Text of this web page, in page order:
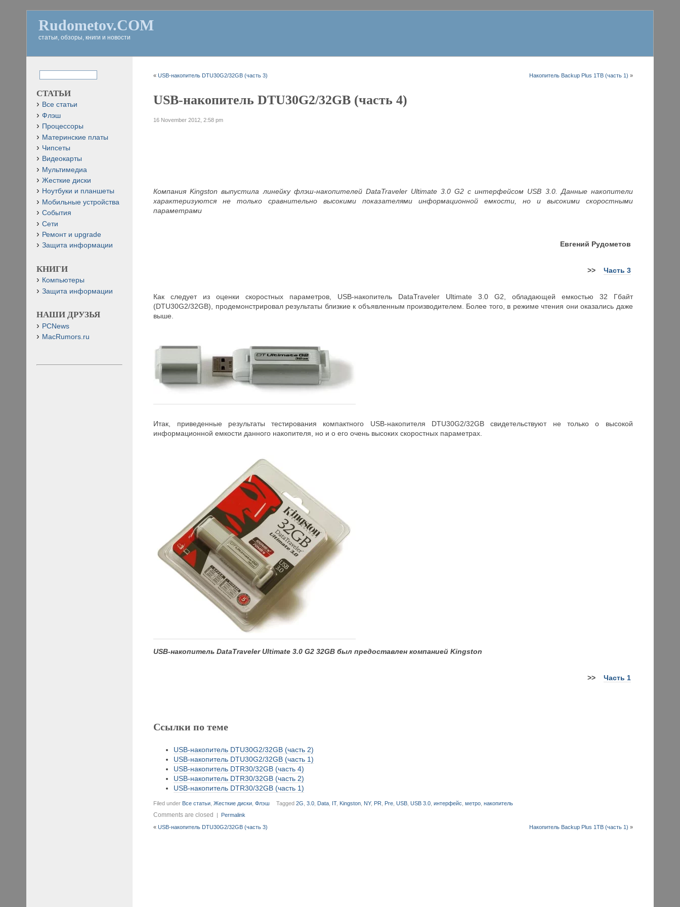
Rudometov.COM
статьи, обзоры, книги и новости
«USB-накопитель DTU30G2/32GB (часть 3) Накопитель Backup Plus 1TB (часть 1) »
USB-накопитель DTU30G2/32GB (часть 4)
16 November 2012, 2:58 pm
Компания Kingston выпустила линейку флэш-накопителей DataTraveler Ultimate 3.0 G2 с интерфейсом USB 3.0. Данные накопители
характеризуются не только сравнительно высокими показателями информационной емкости, но и высокими скоростными
параметрами
Евгений Рудометов
>> Часть 3
Как следует из оценки скоростных параметров, USB-накопитель DataTraveler Ultimate 3.0 G2, обладающей емкостью 32 Гбайт
(DTU30G2/32GB), продемонстрировал результаты близкие к объявленным производителем. Более того, в режиме чтения они оказались даже
выше.
Итак, приведенные результаты тестирования компактного USB-накопителя DTU30G2/32GB свидетельствуют не только о высокой
информационной емкости данного накопителя, но и о его очень высоких скоростных параметрах.
USB-накопитель DataTravelerUltimate 3.0G2 32GB был предоставлен компаниейKingston
>> Часть 1
Ссылки по теме
USB-накопитель DTU30G2/32GB (часть 2)
USB-накопитель DTU30G2/32GB (часть 1)
USB-накопитель DTR30/32GB (часть 4)
USB-накопитель DTR30/32GB (часть 2)
USB-накопитель DTR30/32GB (часть 1)
Filed under Все статьи ,Жесткие диски ,Флэш Tagged2G ,3.0 Data IT, Kingston NY, PR Pre ,USB ,USB 3.0 ,интерфейс ,метро ,накопитель
Comments are closed | Permalink
«USB-накопитель DTU30G2/32GB (часть 3) Накопитель Backup Plus 1TB (часть 1) »
СТАТЬИ
Все статьи
Флэш
Процессоры
Материнские платы
Чипсеты
Видеокарты
Мультимедиа
Жесткие диски
Ноутбуки и планшеты
Мобильные устройства
События
Сети
Ремонт и upgrade
Защита информации
КНИГИ
Компьютеры
Защита информации
НАШИ ДРУЗЬЯ
PCNews
MacRumors.ru